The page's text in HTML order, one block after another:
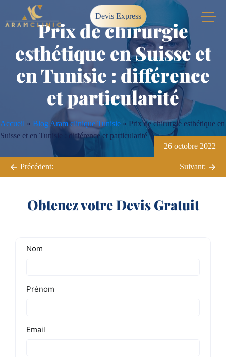
content
Devis Express
Prix de chirurgie
esthétique en Suisse et
en Tunisie : différence
et particularité
Accueil » Blog Aram clinique Tunisie » Prix de chirurgie esthétique en
Suisse et en Tunisie : différence et particularité
26 octobre 2022
Navigation
de
Précédent: Suivant:
Obtenez votre Devis Gratuit